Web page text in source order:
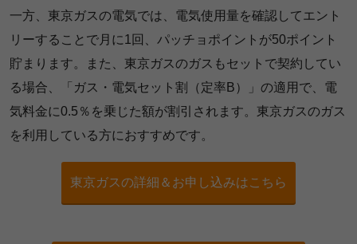
一方、東京ガスの電気では、電気使用量を確認してエント
リーすることで月に1回、パッチョポイントが50ポイント
貯まります。また、東京ガスのガスもセットで契約してい
る場合、「ガス・電気セット割（定率B）」の適用で、電
気料金に0.5％を乗じた額が割引されます。東京ガスのガス
を利用している方におすすめです。
東京ガスの詳細＆お申し込みはこちら